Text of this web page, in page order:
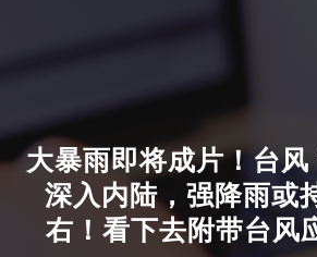
大暴雨即将成片！台风
深入内陆，强降雨或
右！看下去附带台风